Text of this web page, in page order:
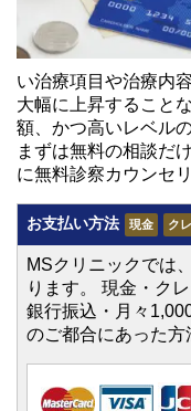
い治療項目や治療内
大幅に上昇すること
額、かつ高いレベル
まずは無料の相談だ
に無料診察カウンセ
お支払い方法 現金 ク
MSクリニックでは
ります。 現金・ク
銀行振込・月々
のご都合にあった方